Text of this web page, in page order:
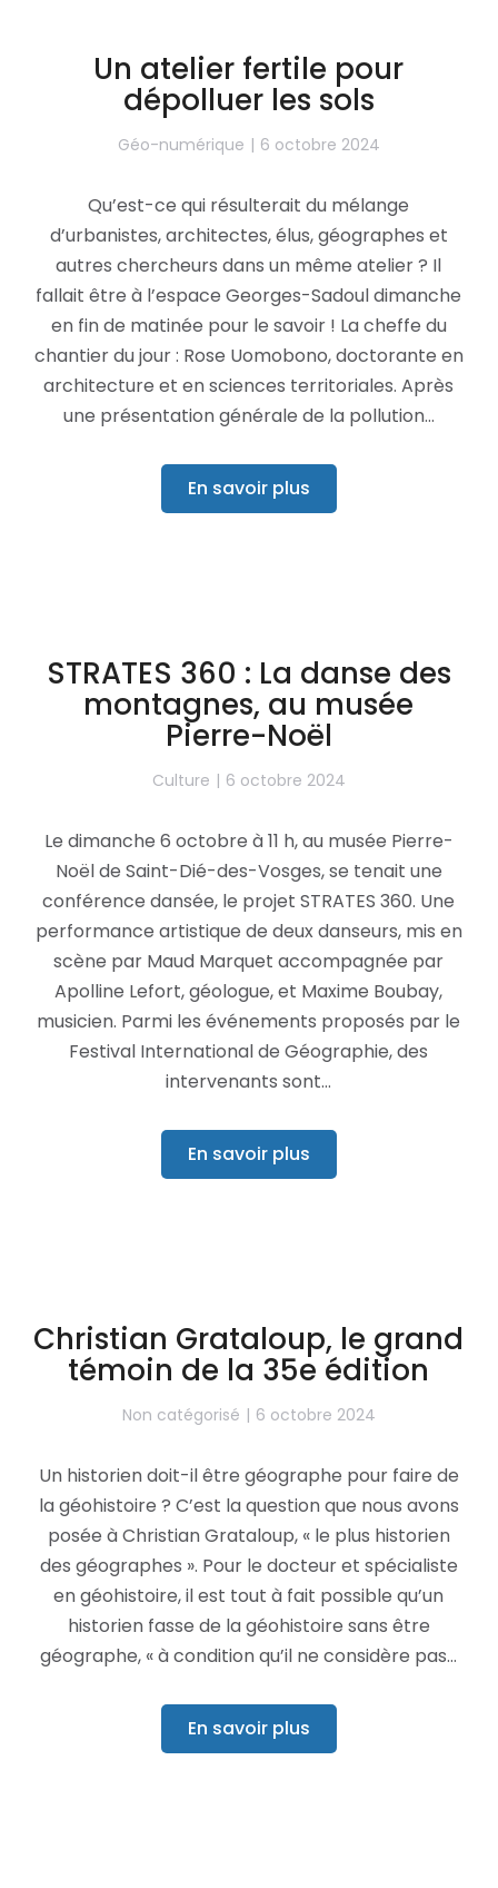
Un atelier fertile pour
dépolluer les sols
Géo-numérique 6 octobre 2024
Qu’est-ce qui résulterait du mélange
d’urbanistes, architectes, élus, géographes et
autres chercheurs dans un même atelier ? Il
fallait être à l’espace Georges-Sadoul dimanche
en fin de matinée pour le savoir ! La cheffe du
chantier du jour : Rose Uomobono, doctorante en
architecture et en sciences territoriales. Après
une présentation générale de la pollution…
En savoir plus
STRATES 360 : La danse des
montagnes, au musée
Pierre-Noël
Culture 6 octobre 2024
Le dimanche 6 octobre à 11 h, au musée Pierre-
Noël de Saint-Dié-des-Vosges, se tenait une
conférence dansée, le projet STRATES 360. Une
performance artistique de deux danseurs, mis en
scène par Maud Marquet accompagnée par
Apolline Lefort, géologue, et Maxime Boubay,
musicien. Parmi les événements proposés par le
Festival International de Géographie, des
intervenants sont…
En savoir plus
Christian Grataloup, le grand
témoin de la 35e édition
Non catégorisé 6 octobre 2024
Un historien doit-il être géographe pour faire de
la géohistoire ? C’est la question que nous avons
posée à Christian Grataloup, « le plus historien
des géographes ». Pour le docteur et spécialiste
en géohistoire, il est tout à fait possible qu’un
historien fasse de la géohistoire sans être
géographe, « à condition qu’il ne considère pas…
En savoir plus